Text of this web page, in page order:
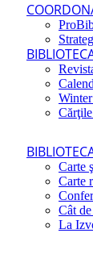
Carte
Carte
Cât
La